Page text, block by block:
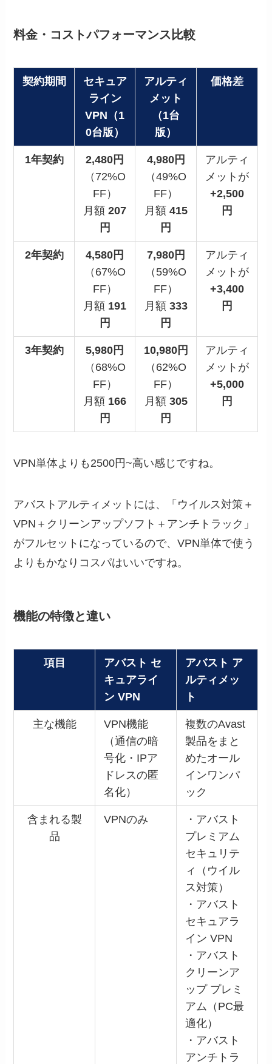
料金・コストパフォーマンス比較
契約期間
セキュア
ライン
VPN（1
0台版）
アルティ
メット
（1台
版）
価格差
1年契約
2,480円
（72%O
FF）
月額207
円
4,980円
（49%O
FF）
月額 415
円
アルティ
メットが
+2,500
円
2年契約
4,580円
（67%O
FF）
月額 191
円
7,980円
（59%O
FF）
月額 333
円
アルティ
メットが
+3,400
円
3年契約
5,980円
（68%O
FF）
月額 166
円
10,980円
（62%O
FF）
月額 305
円
アルティ
メットが
+5,000
円
VPN単体よりも2500円~高い感じですね。
アバストアルティメットには、「 ウイルス対策＋
VPN＋クリーンアップソフト＋アンチトラック 」
がフルセットになっているので、VPN単体で使う
よりもかなりコスパはいいですね。
機能の特徴と違い
項目
アバスト セ
キュアライ
ン VPN
アバスト ア
ルティメッ
ト
主な機能
VPN機能
（通信の暗
号化・IPア
ドレスの匿
名化）
複数のAvast
製品をまと
めたオール
インワンパ
ック
含まれる製
品
VPNのみ
・アバスト
プレミアム
セキュリテ
ィ（ウイル
ス対策）
・アバスト
セキュアラ
イン VPN
・アバスト
クリーンア
ップ プレミ
アム（PC最
適化）
・アバスト
アンチトラ